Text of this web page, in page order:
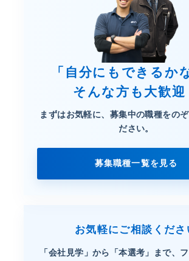
「自分にもできるか
そんな方も大歓迎
まずはお気軽に、募集中の職種をの
ださい。
募集職種一覧を見る
お気軽にご相談くださ
「会社見学」から「本選考」まで、